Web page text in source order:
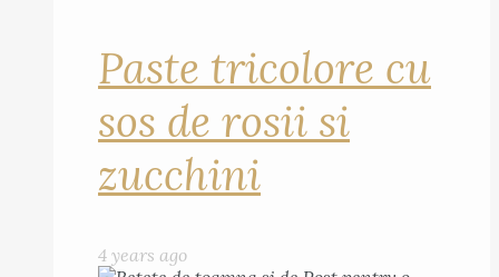
Paste tricolore cu
sos de rosii si
zucchini
4 years ago